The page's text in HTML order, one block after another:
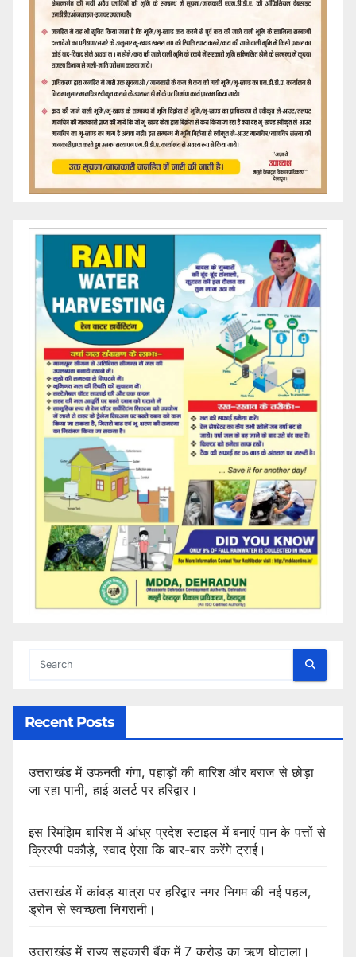
Recent Posts
उत्तराखंड में उफनती गंगा, पहाड़ों की बारिश और बराज से छोड़ा
जा रहा पानी, हाई अलर्ट पर हरिद्वार।
इस रिमझिम बारिश में आंध्र प्रदेश स्टाइल में बनाएं पान के पत्तों से
क्रिस्पी पकौड़े, स्वाद ऐसा कि बार-बार करेंगे ट्राई।
उत्तराखंड में कांवड़ यात्रा पर हरिद्वार नगर निगम की नई पहल,
ड्रोन से स्वच्छता निगरानी।
उत्तराखंड में राज्य सहकारी बैंक में 7 करोड़ का ऋण घोटाला।